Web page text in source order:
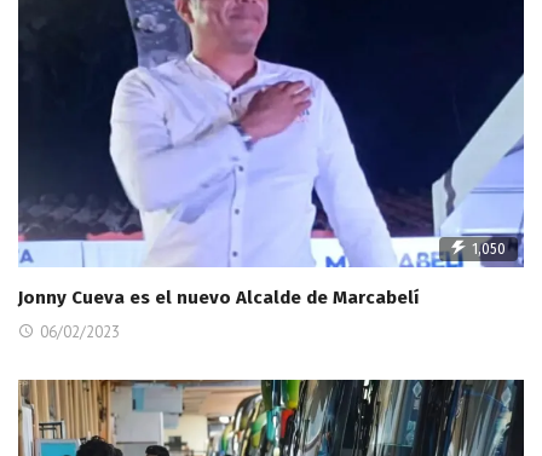
1,050
Jonny Cueva es el nuevo Alcalde de Marcabelí
06/02/2023